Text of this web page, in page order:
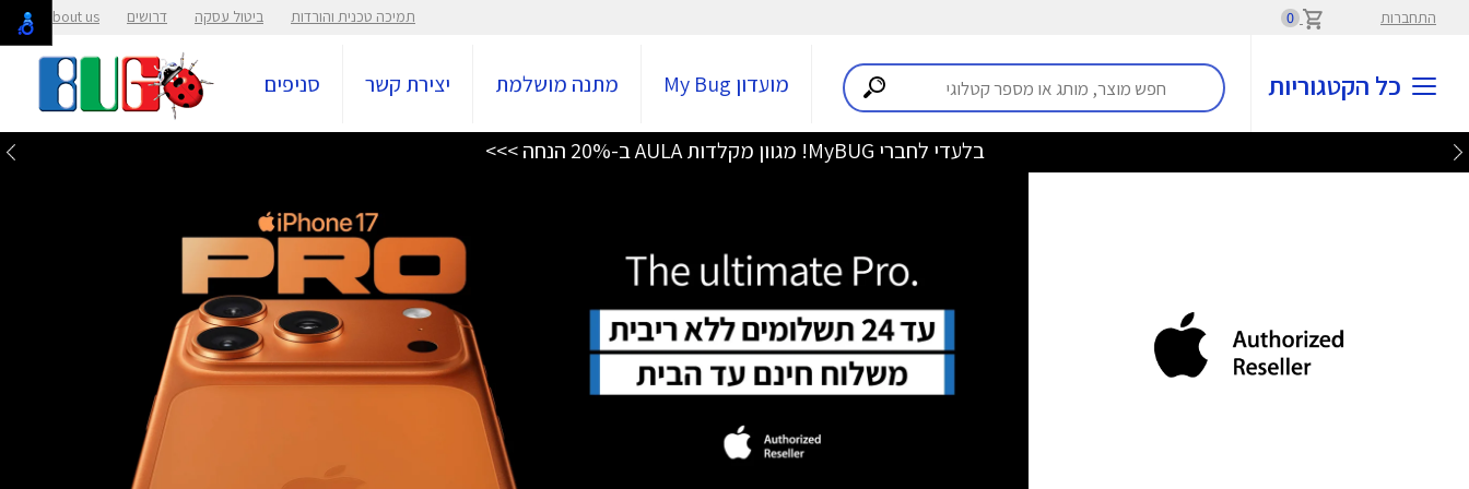
התחברות 0 תמיכה טכנית והורדות ביטול עסקה דרושים About us
כל הקטגוריות מועדון My Bug מתנה מושלמת יצירת קשר סניפים
בלעדי לחברי MyBUG! מגוון מקלדות AULA ב-20% הנחה >>>